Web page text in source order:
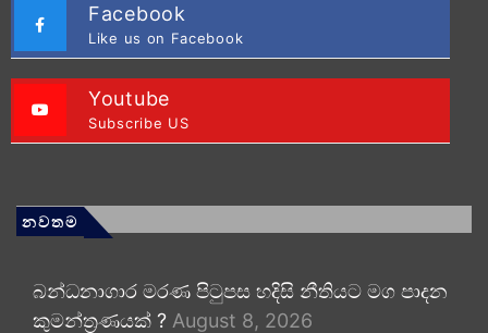
Facebook
Like us on Facebook
Youtube
Subscribe US
නවතම
බන්ධනාගාර මරණ පිටුපස හදිසි නීතියට මග පාදන
කුමන්ත්‍රණයක් ? August 8, 2026